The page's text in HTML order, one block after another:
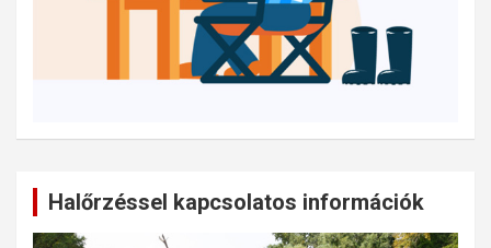
Halőrzéssel kapcsolatos információk